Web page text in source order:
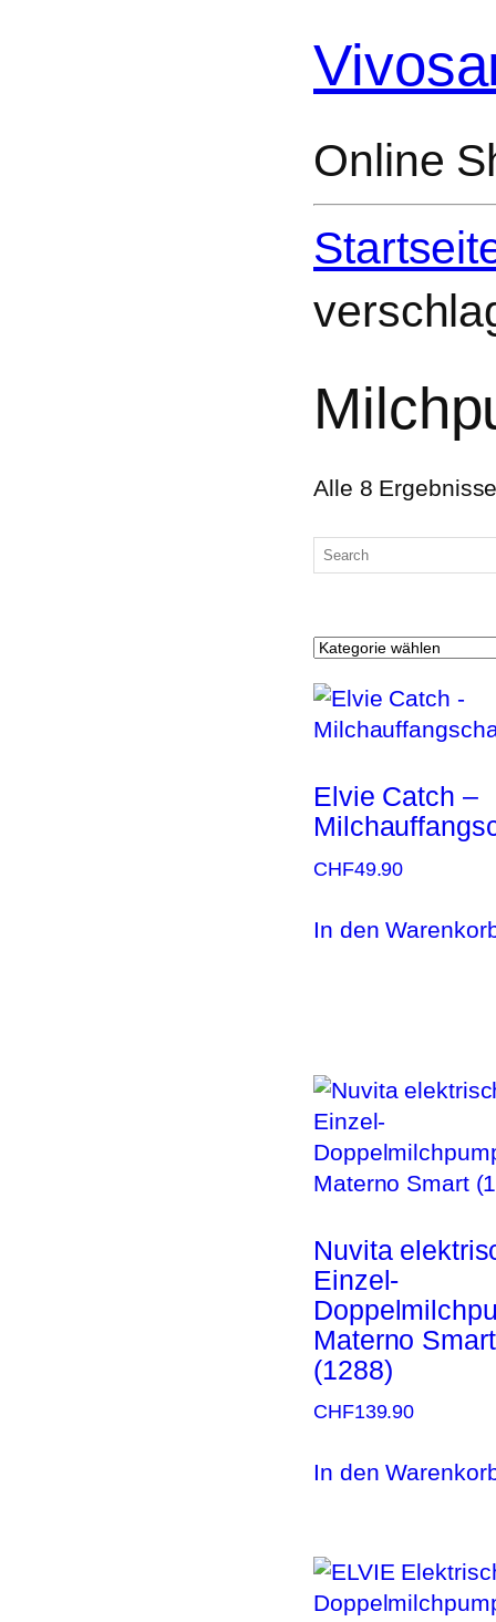
Online
Alle 8
Elvie Catch –
CHF49.90
In den
Nuvita
Einzel-
Materno Smart
(1288)
CHF139.90
In den